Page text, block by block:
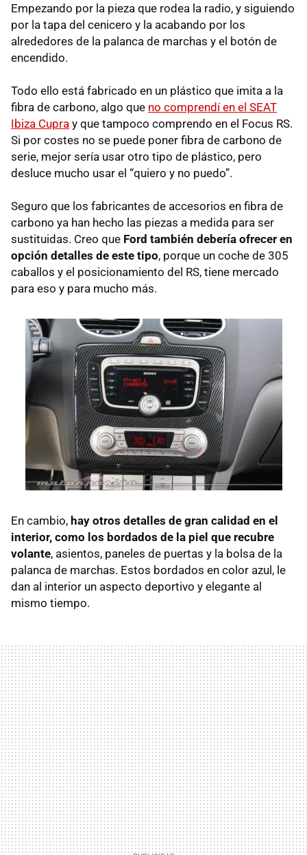
Empezando por la pieza que rodea la radio, y siguiendo
por la tapa del cenicero y la acabando por los
alrededores de la palanca de marchas y el botón de
encendido.
Todo ello está fabricado en un plástico que imita a la
fibra de carbono, algo que no comprendí en el SEAT
Ibiza Cupra y que tampoco comprendo en el Focus RS.
Si por costes no se puede poner fibra de carbono de
serie, mejor sería usar otro tipo de plástico, pero
desluce mucho usar el “quiero y no puedo”.
Seguro que los fabricantes de accesorios en fibra de
carbono ya han hecho las piezas a medida para ser
sustituidas. Creo que Ford también debería ofrecer en
opción detalles de este tipo, porque un coche de 305
caballos y el posicionamiento del RS, tiene mercado
para eso y para mucho más.
En cambio, hay otros detalles de gran calidad en el
interior, como los bordados de la piel que recubre
volante, asientos, paneles de puertas y la bolsa de la
palanca de marchas. Estos bordados en color azul, le
dan al interior un aspecto deportivo y elegante al
mismo tiempo.